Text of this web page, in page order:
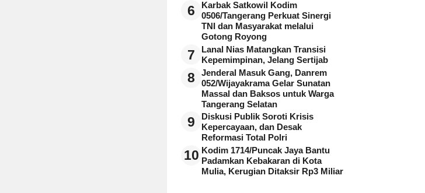
6
Karbak Satkowil Kodim
0506/Tangerang Perkuat Sinergi
TNI dan Masyarakat melalui
Gotong Royong
7
Lanal Nias Matangkan Transisi
Kepemimpinan, Jelang Sertijab
8
Jenderal Masuk Gang, Danrem
052/Wijayakrama Gelar Sunatan
Massal dan Baksos untuk Warga
Tangerang Selatan
9
Diskusi Publik Soroti Krisis
Kepercayaan, dan Desak
Reformasi Total Polri
10 Kodim 1714/Puncak Jaya Bantu
Padamkan Kebakaran di Kota
Mulia, Kerugian Ditaksir Rp3 Miliar